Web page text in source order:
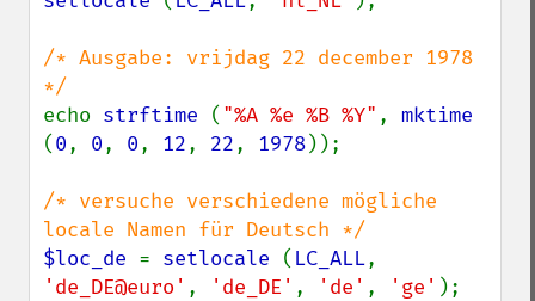
/* Ausgabe: vrijdag 22 december 1978
echo strftime ( "%A %e %B %Y" ,
(0, 0, 0, 12, 22, 1978));
/* versuche verschiedene mögliche
$loc_de = setlocale ( LC_ALL
'de_DE@euro' , 'de_DE' , 'de' , 'ge' );